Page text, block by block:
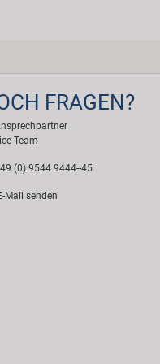
FRAGEN?
Team
(0) 9544 9444--45
Mail senden